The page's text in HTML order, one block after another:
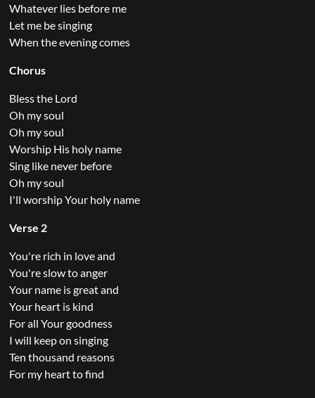
Whatever lies before me
Let me be singing
When the evening comes
Chorus
Bless the Lord
Oh my soul
Oh my soul
Worship His holy name
Sing like never before
Oh my soul
I'll worship Your holy name
Verse 2
You're rich in love and
You're slow to anger
Your name is great and
Your heart is kind
For all Your goodness
I will keep on singing
Ten thousand reasons
For my heart to find